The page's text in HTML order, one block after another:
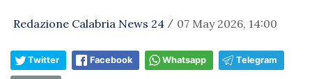
Redazione Calabria News 24 / 07 May 2026, 14:00
Twitter Facebook Whatsapp Telegram